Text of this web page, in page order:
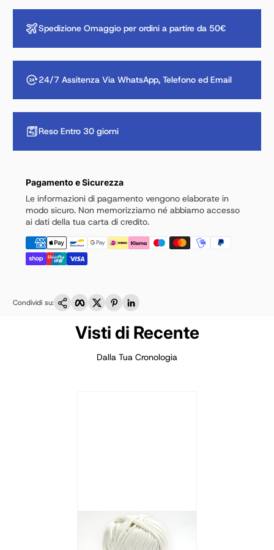
Spedizione Omaggio per ordini a partire da 50€
24/7 Assitenza Via WhatsApp, Telefono ed Email
Reso Entro 30 giorni
Pagamento e Sicurezza
Le informazioni di pagamento vengono elaborate in
modo sicuro. Non memorizziamo né abbiamo accesso
ai dati della tua carta di credito.
Condividi su:
Copia linkFacebook
TwitterPinterestLinkedIn
Visti di Recente
Dalla Tua Cronologia